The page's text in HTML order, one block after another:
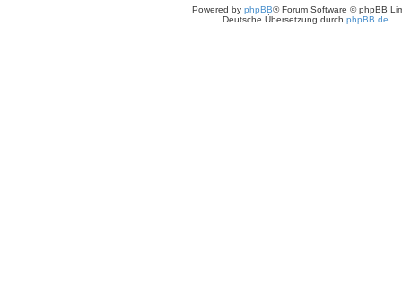
Powered by phpBB® Forum Software © phpBB
Deutsche Übersetzung durch phpBB.de